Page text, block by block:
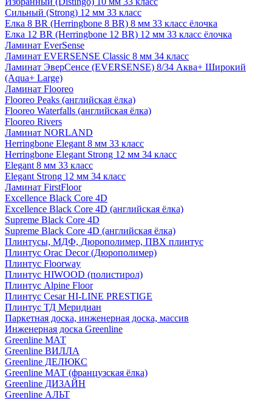
Сильный (Strong) 12 мм 33 класс
Елка 8 BR (Herringbone 8 BR) 8 мм 33 класс ёлочка
Елка 12 BR (Herringbone 12 BR) 12 мм 33 класс ёлочка
Ламинат EverSense
Ламинат EVERSENSE Classic 8 мм 34 класс
Ламинат ЭверСенсе (EVERSENSE) 8/34 Аква+ Широкий
(Aqua+ Large)
Ламинат Flooreo
Flooreo Peaks (английская ёлка)
Flooreo Waterfalls (английская ёлка)
Flooreo Rivers
Ламинат NORLAND
Herringbone Elegant 8 мм 33 класс
Herringbone Elegant Strong 12 мм 34 класс
Elegant 8 мм 33 класс
Elegant Strong 12 мм 34 класс
Ламинат FirstFloor
Excellence Black Core 4D
Excellence Black Core 4D (английская ёлка)
Supreme Black Core 4D
Supreme Black Core 4D (английская ёлка)
Плинтусы, МДФ, Дюрополимер, ПВХ плинтус
Плинтус Orac Decor (Дюрополимер)
Плинтус Floorway
Плинтус HIWOOD (полистирол)
Плинтус Alpine Floor
Плинтус Cesar HI-LINE PRESTIGE
Плинтус ТД Меридиан
Паркетная доска, инженерная доска, массив
Инженерная доска Greenline
Greenline МАТ
Greenline ВИЛЛА
Greenline ДЕЛЮКС
Greenline МАТ (французская ёлка)
Greenline ДИЗАЙН
Greenline АЛЬТ